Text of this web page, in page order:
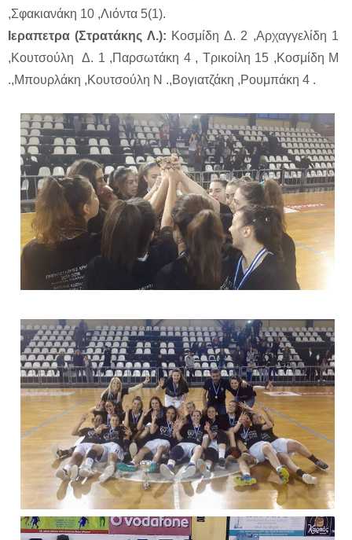
,Σφακιανάκη 10 ,Λιόντα 5(1).
Ιεραπετρα (Στρατάκης Λ.): Κοσμίδη Δ. 2 ,Αρχαγγελίδη 1
,Κουτσούλη Δ. 1 ,Παρσωτάκη 4 , Τρικοίλη 15 ,Κοσμίδη Μ
.,Μπουρλάκη ,Κουτσούλη Ν .,Βογιατζάκη ,Ρουμπάκη 4 .